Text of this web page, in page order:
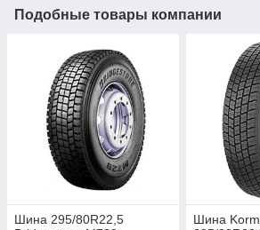
Подобные товары компании
Шина 295/80R22,5
Шина